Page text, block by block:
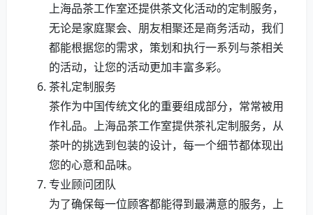
上海品茶工作室还提供茶文化活动的定制服务，
无论是家庭聚会、朋友相聚还是商务活动，我们
都能根据您的需求，策划和执行一系列与茶相关
的活动，让您的活动更加丰富多彩。
茶礼定制服务
茶作为中国传统文化的重要组成部分，常常被用
作礼品。上海品茶工作室提供茶礼定制服务，从
茶叶的挑选到包装的设计，每一个细节都体现出
您的心意和品味。
专业顾问团队
为了确保每一位顾客都能得到最满意的服务，上